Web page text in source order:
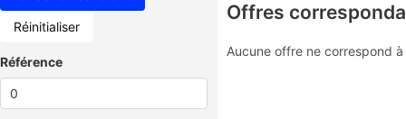
Réinitialiser
Référence
Offres
Aucune offre ne correspond